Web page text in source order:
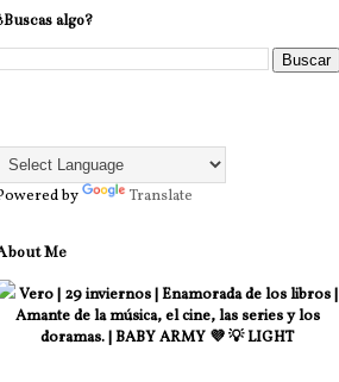
algo?
by Translate
Me
Vero | 29 inviernos | Enamorada de los libros |
Amante de la música, el cine, las series y los
doramas. | BABY ARMY 💜 💡 LIGHT